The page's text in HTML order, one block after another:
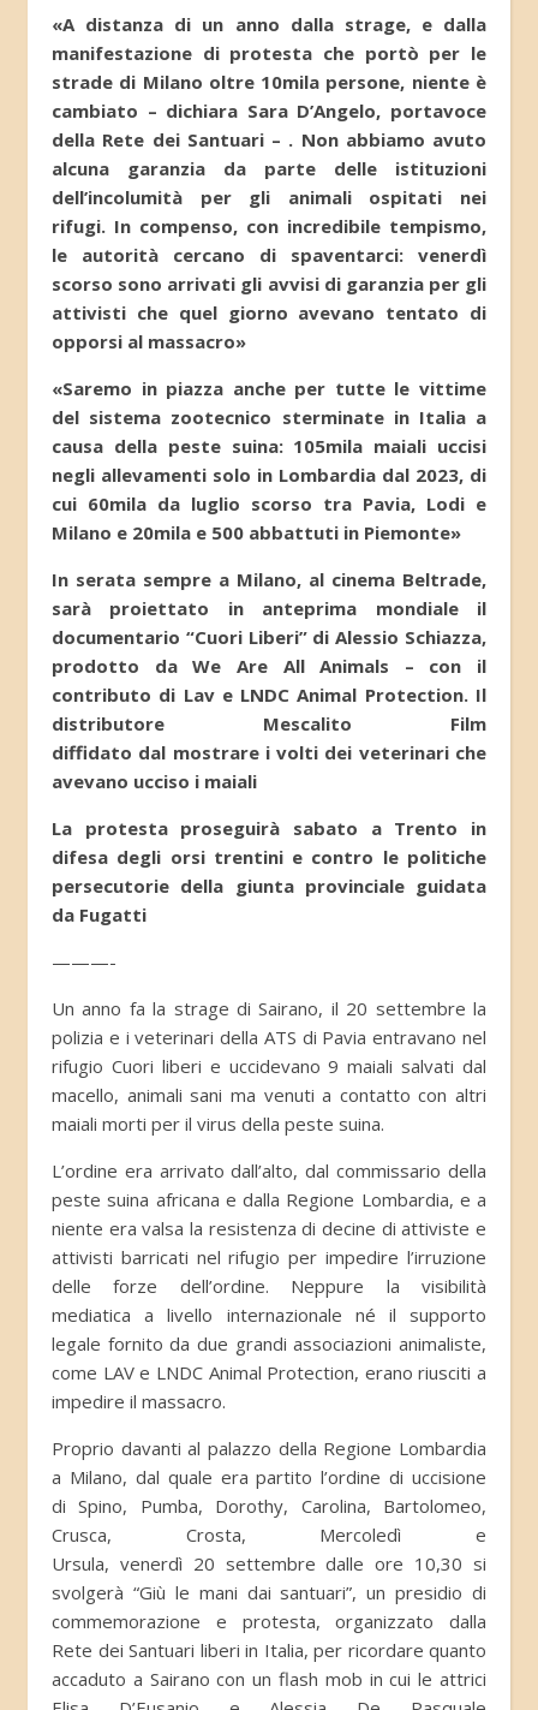
«A distanza di un anno dalla strage, e dalla
manifestazione di protesta che portò per le
strade di Milano oltre 10mila persone, niente è
cambiato – dichiara Sara D’Angelo, portavoce
della Rete dei Santuari – . Non abbiamo avuto
alcuna garanzia da parte delle istituzioni
dell’incolumità per gli animali ospitati nei
rifugi. In compenso, con incredibile tempismo,
le autorità cercano di spaventarci: venerdì
scorso sono arrivati gli avvisi di garanzia per gli
attivisti che quel giorno avevano tentato di
opporsi al massacro»
«Saremo in piazza anche per tutte le vittime
del sistema zootecnico sterminate in Italia a
causa della peste suina: 105mila maiali uccisi
negli allevamenti solo in Lombardia dal 2023, di
cui 60mila da luglio scorso tra Pavia, Lodi e
Milano e 20mila e 500 abbattuti in Piemonte»
In serata sempre a Milano, al cinema Beltrade,
sarà proiettato in anteprima mondiale il
documentario “Cuori Liberi” di Alessio Schiazza,
prodotto da We Are All Animals – con il
contributo di Lav e LNDC Animal Protection. Il
distributore Mescalito Film
diffidato dal mostrare i volti dei veterinari che
avevano ucciso i maiali
La protesta proseguirà sabato a Trento in
difesa degli orsi trentini e contro le politiche
persecutorie della giunta provinciale guidata
da Fugatti
———-
Un anno fa la strage di Sairano, il 20 settembre la
polizia e i veterinari della ATS di Pavia entravano nel
rifugio Cuori liberi e uccidevano 9 maiali salvati dal
macello, animali sani ma venuti a contatto con altri
maiali morti per il virus della peste suina.
L’ordine era arrivato dall’alto, dal commissario della
peste suina africana e dalla Regione Lombardia, e a
niente era valsa la resistenza di decine di attiviste e
attivisti barricati nel rifugio per impedire l’irruzione
delle forze dell’ordine. Neppure la visibilità
mediatica a livello internazionale né il supporto
legale fornito da due grandi associazioni animaliste,
come LAV e LNDC Animal Protection, erano riusciti a
impedire il massacro.
Proprio davanti al palazzo della Regione Lombardia
a Milano, dal quale era partito l’ordine di uccisione
di Spino, Pumba, Dorothy, Carolina, Bartolomeo,
Crusca, Crosta, Mercoledì e
Ursula, venerdì 20 settembre dalle ore 10,30 si
svolgerà “Giù le mani dai santuari”, un presidio di
commemorazione e protesta, organizzato dalla
Rete dei Santuari liberi in Italia, per ricordare quanto
accaduto a Sairano con un flash mob in cui le attrici